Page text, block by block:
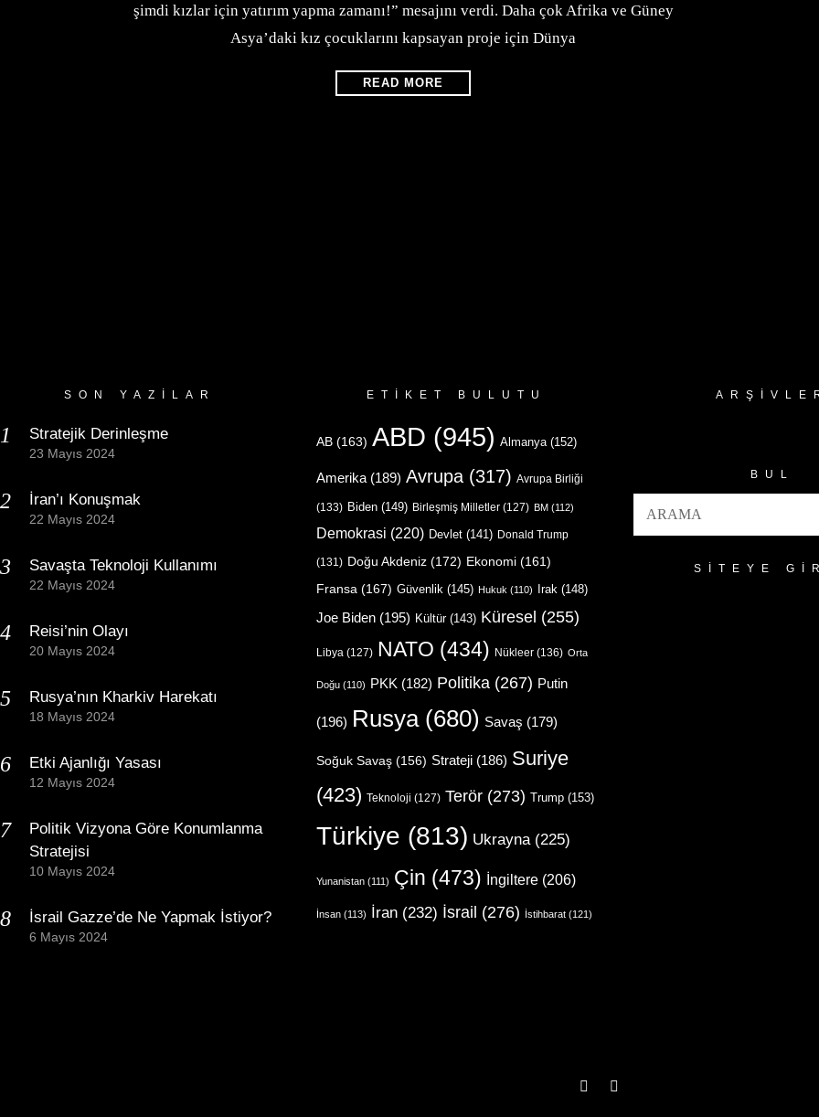
şimdi kızlar için yatırım yapma zamanı!” mesajını verdi. Daha çok Afrika ve Güney
Asya’daki kız çocuklarını kapsayan proje için Dünya
READ MORE
SON YAZILAR
Stratejik Derinleşme
23 Mayıs 2024
İran’ı Konuşmak
22 Mayıs 2024
Savaşta Teknoloji Kullanımı
22 Mayıs 2024
Reisi’nin Olayı
20 Mayıs 2024
Rusya’nın Kharkiv Harekatı
18 Mayıs 2024
Etki Ajanlığı Yasası
12 Mayıs 2024
Politik Vizyona Göre Konumlanma
Stratejisi
10 Mayıs 2024
İsrail Gazze’de Ne Yapmak İstiyor?
6 Mayıs 2024
ETIKET BULUTU
AB (163) ABD (945) Almanya(152)
Amerika (189) Avrupa (317) Avrupa Birliği
(133) Biden (149) Birleşmiş Milletler (127) BM (112)
Demokrasi (220) Devlet (141) Donald Trump
(131) Doğu Akdeniz (172) Ekonomi (161)
Fransa (167) Güvenlik (145) Hukuk (110) Irak (148)
Joe Biden (195) Kültür(143) Küresel (255)
Libya (127) NATO (434) Nükleer (136) Orta
Doğu (110) PKK (182) Politika (267) Putin
(196) Rusya(680) Savaş (179)
Soğuk Savaş (156) Strateji (186) Suriye
(423) Teknoloji (127) Terör (273) Trump (153)
Türkiye (813) Ukrayna(225)
Yunanistan (111) Çin (473) İngiltere (206)
İnsan (113) İran (232) İsrail (276) İstihbarat (121)
BUL
SITEYE